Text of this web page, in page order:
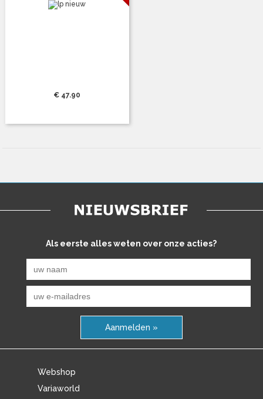
€ 47.90
Als eerste alles weten over onze acties?
Aanmelden »
Webshop
Variaworld